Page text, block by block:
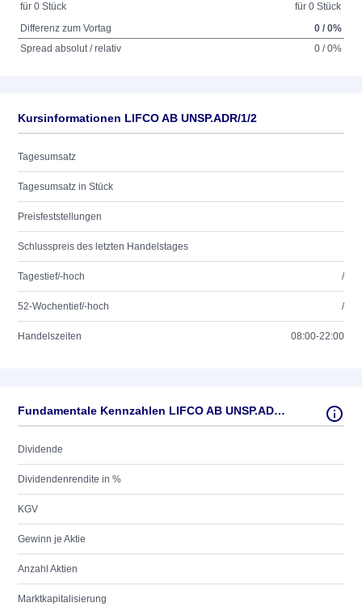
für 0 Stück
für 0 Stück
Differenz zum Vortag
0 / 0%
Spread absolut / relativ
0 / 0%
Kursinformationen LIFCO AB UNSP.ADR/1/2
Tagesumsatz
Tagesumsatz in Stück
Preisfeststellungen
Schlusspreis des letzten Handelstages
Tagestief/-hoch /
52-Wochentief/-hoch /
Handelszeiten 08:00-22:00
Fundamentale Kennzahlen LIFCO AB UNSP.ADR/1/2
Dividende
Dividendenrendite in %
KGV
Gewinn je Aktie
Anzahl Aktien
Marktkapitalisierung